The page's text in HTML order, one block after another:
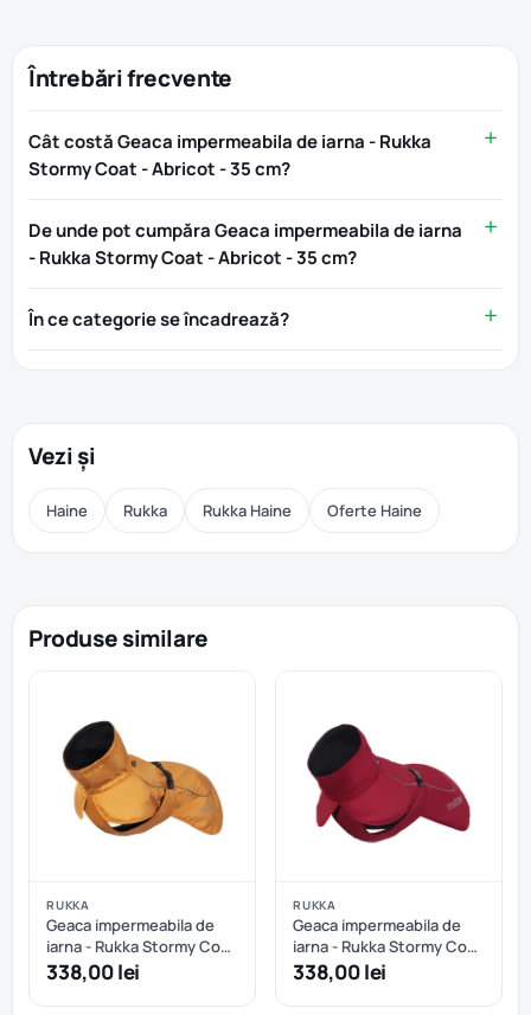
Întrebări frecvente
Cât costă Geaca impermeabila de iarna - Rukka
Stormy Coat - Abricot - 35 cm?
De unde pot cumpăra Geaca impermeabila de iarna
- Rukka Stormy Coat - Abricot - 35 cm?
În ce categorie se încadrează?
Vezi și
Haine Rukka Rukka Haine Oferte Haine
Produse similare
RUKKA
Geaca impermeabila de
iarna - Rukka Stormy Coat
- Abricot - 45 cm
338,00 lei
RUKKA
Geaca impermeabila de
iarna - Rukka Stormy Coat
- Burgundy - 40 cm
338,00 lei